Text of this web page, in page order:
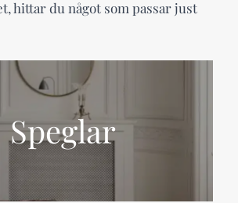
Speglar
hittar du något som passar just